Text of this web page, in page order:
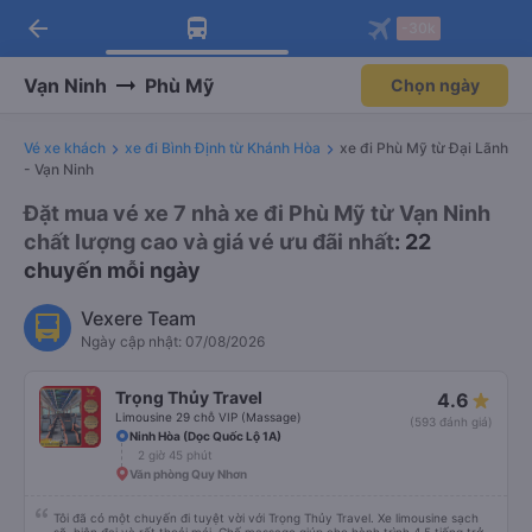
Tải app Vexere ngay!
Nhận ưu đãi thành viên độc
Mở app
Tải app Vexere
-30k/ghế khi đặt vé máy bay qua
Mở app
arrow_back
Vạn Ninh Phù Mỹ Chọn ngày
Vé xe khách xe đi Bình Định từ Khánh Hòa
xe đi Phù Mỹ từ Đại Lãnh
- Vạn Ninh
Đặt mua vé xe 7 nhà xe đi Phù Mỹ từ Vạn Ninh
chất lượng cao và giá vé ưu đãi nhất: 22
chuyến mỗi ngày
Vexere Team
Ngày cập nhật: 07/08/2026
Trọng Thủy Travel
Limousine 29 chỗ VIP (Massage)
4.6
(593 đánh giá)
Ninh Hòa (Dọc Quốc Lộ 1A)
2 giờ 45 phút
Văn phòng Quy Nhơn
Tôi đã có một chuyến đi tuyệt vời với Trọng Thủy Travel. Xe limousine sạch